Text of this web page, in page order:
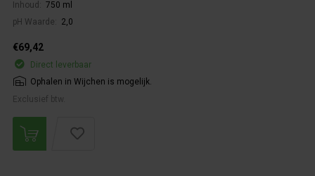
Inhoud:
750 ml
pH Waarde:
2,0
€69,42
Direct leverbaar
Ophalen in Wijchen is mogelijk.
Exclusief btw.